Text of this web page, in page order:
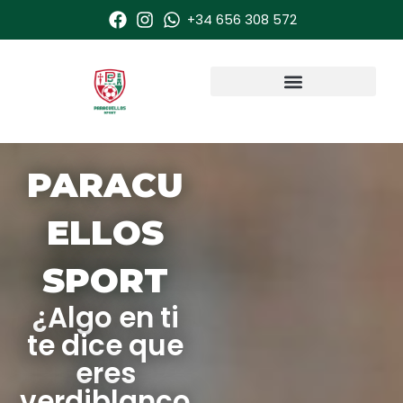
+34 656 308 572
PARACU
ELLOS
SPORT
¿Algo en ti
te dice que
eres